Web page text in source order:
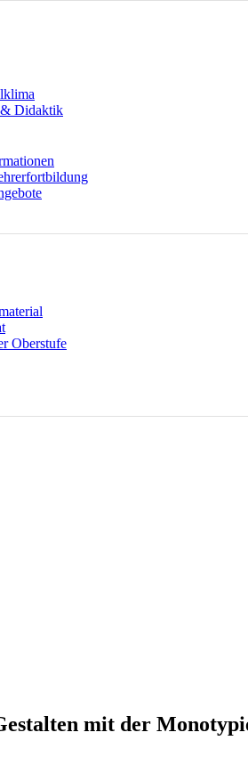
Didaktik
Oberstufe
mit der